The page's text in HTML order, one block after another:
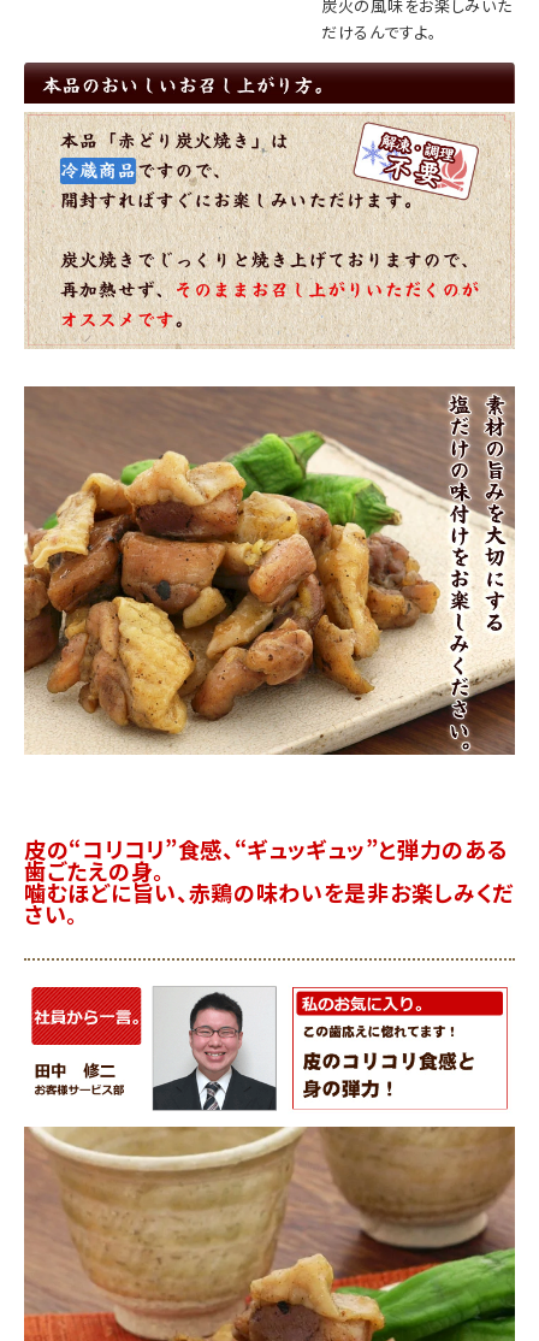
炭火の風味をお楽しみいた
だけるんですよ。
皮の“コリコリ”食感、“ギュッギュッ”と弾力のある
歯ごたえの身。
噛むほどに旨い、赤鶏の味わいを是非お楽しみくだ
さい。